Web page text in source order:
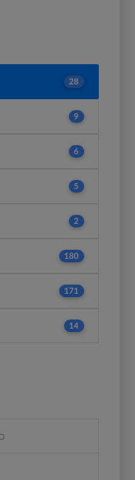
28
9
6
5
2
180
171
14